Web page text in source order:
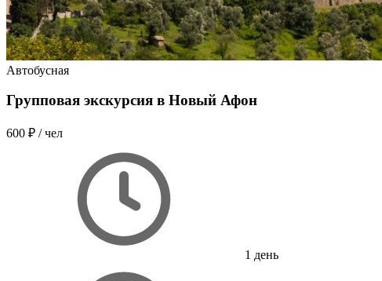
Автобусная
Групповая экскурсия в Новый Афон
600 ₽ / чел
1 день